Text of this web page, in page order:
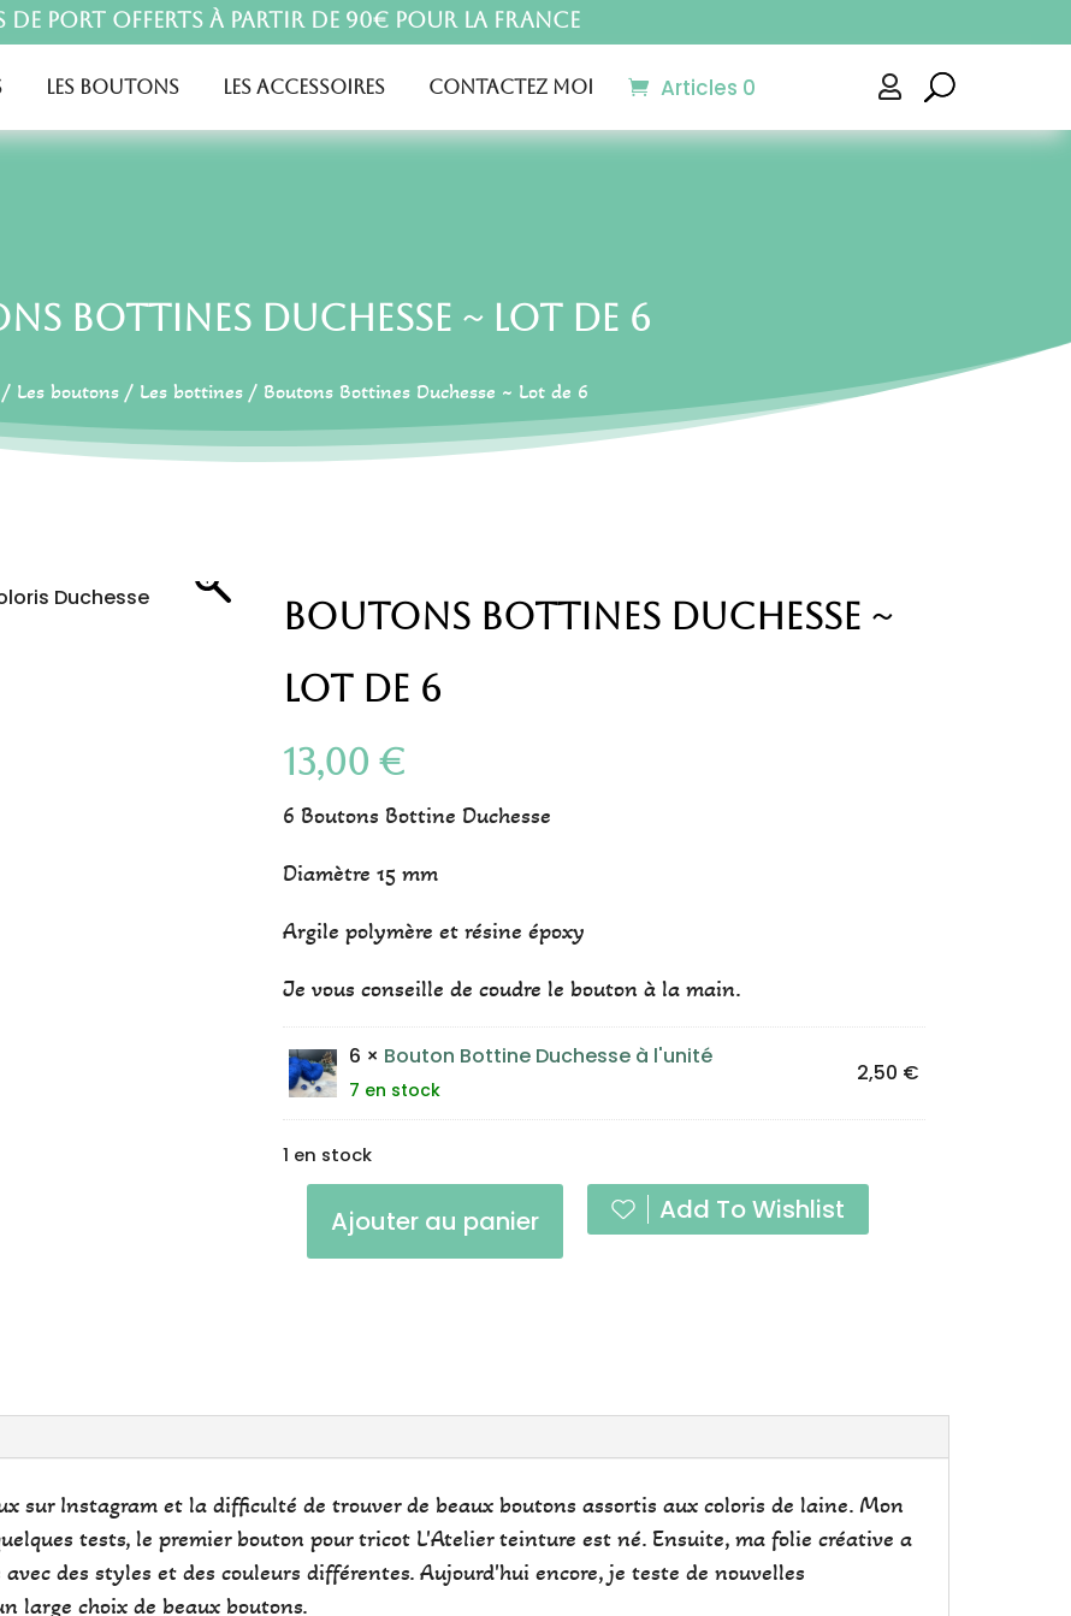
de port offerts à partir de 90€ pour la France
Les boutons Les accessoires Contactez moi Articles 0 
Bottines Duchesse ~ Lot de 6
/ Les boutons / Les bottines / Boutons Bottines Duchesse ~ Lot de 6
Boutons Bottines Duchesse ~
Lot de 6
13,00 €
6 Boutons Bottine Duchesse
Diamètre 15 mm
Argile polymère et résine époxy
Je vous conseille de coudre le bouton à la main.
6 × Bouton Bottine Duchesse à l'unité
7 en stock
2,50 €
1 en stock
Boutons
Ajouter au panier Add To Wishlist
sur Instagram et la difficulté de trouver de beaux boutons assortis aux coloris de laine. Mon
tests, le premier bouton pour tricot L'Atelier teinture est né. Ensuite, ma folie créative a
des styles et des couleurs différentes. Aujourd'hui encore, je teste de nouvelles
large choix de beaux boutons.